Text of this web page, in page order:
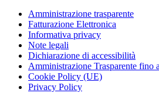
Amministrazione trasparente
Fatturazione Elettronica
Informativa privacy
Note legali
Dichiarazione di accessibilità
Amministrazione Trasparente fino
Cookie Policy (UE)
Privacy Policy